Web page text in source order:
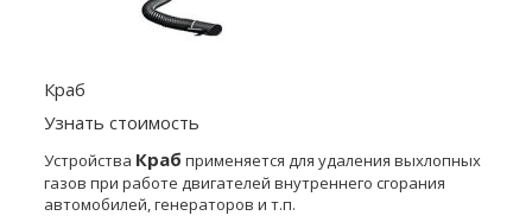
Краб
Узнать стоимость
Устройства Краб применяется для удаления выхлопных
газов при работе двигателей внутреннего сгорания
автомобилей, генераторов и т.п.